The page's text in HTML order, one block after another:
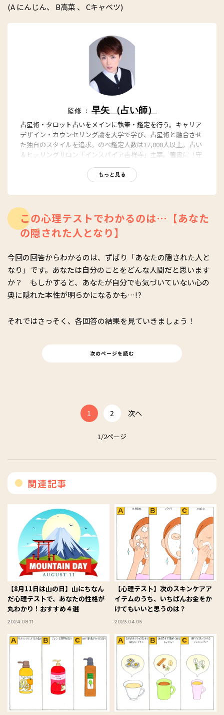
(A にんじん、 B高菜 、 Cキャベツ)
監修 ： 早矢 （占い師）
占星術・タロット占いをメインに執筆・鑑定を行う。キャリア
デザイン・カウンセリング論を大学で学び、占星術と融合させ
た独自のスタイルを追求。のべ鑑定人数は17,000人以上。占い
＆ヒーリングサロン「インスパイア吉祥寺」主宰。著書に「守
ミュニケーションズ）。
早矢公式サイト
早矢のYoutube公式ページ
もっと見る
この心理テストでわかるのは…【あなた
の隠された人となり】
今回の回答からわかるのは、ずばり「あなたの隠された人と
なり」です。あなたは自分のことをどんな人間だと思います
か？ もしかすると、あなたが自分でも気づいていない心の
奥に隠れた本性が明らかになるかも…!?
それではさっそく、各回答の結果を見ていきましょう！
次のページを読む
1 2 次へ
1/2ページ
関連記事
【8月11日は山の日】山にちなん
だ心理テストで、あなたの性格が
丸わかり！おすすめ４選
2024.08.11
【心理テスト】次のスキンケアア
イテムのうち、いちばんお金をか
けてもいいと思うのは？
2023.04.05